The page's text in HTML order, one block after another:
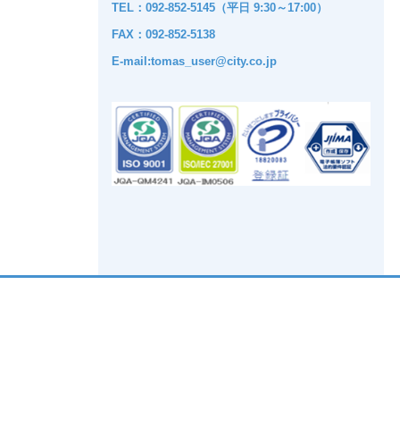
TEL：092-852-5145（平日 9:30～17:00）
FAX：092-852-5138
E-mail:tomas_user@city.co.jp